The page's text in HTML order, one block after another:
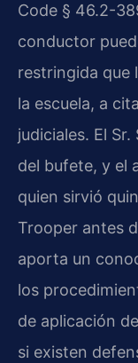
Code § 46.2-
conductor
restringida que
la escuela, a
judiciales. El
del bufete, y el
quien sirvió
Trooper antes
aporta un
los
de aplicación
si existen